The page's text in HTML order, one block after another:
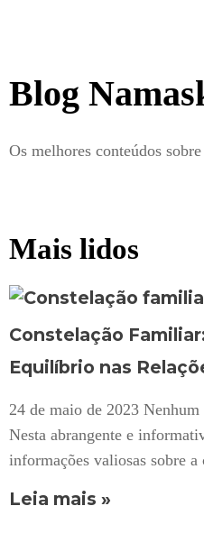
Blog
Os melhores conteúdos
Mais lidos
Constelação
Equilíbrio nas
24 de maio de 2023 Nenhum
Nesta abrangente e
informações valiosas sobre
Leia mais »